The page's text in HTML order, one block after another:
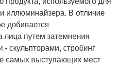
иллюминайзера. В отличие
добивается
лица путем затемнения
скульпторами, стробинг
самых выступающих мест